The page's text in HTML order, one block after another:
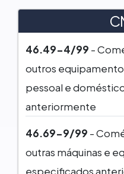
46.49-4/99 -
outros
pessoal e
anteriormente
46.69-9/99 -
outras máquinas e
especificados